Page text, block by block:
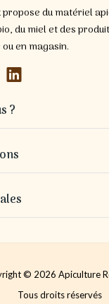
propose du matériel
du miel et des
en magasin.
?
© 2026 Apiculture
Tous droits réservés